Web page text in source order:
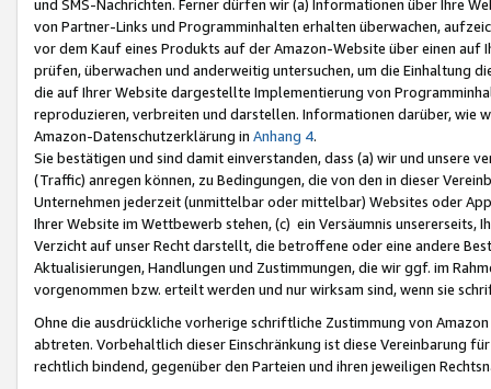
und SMS-Nachrichten. Ferner dürfen wir (a) Informationen über Ihre
von Partner-Links und Programminhalten erhalten überwachen,
vor dem Kauf eines Produkts auf der Amazon-Website über einen
prüfen, überwachen und anderweitig untersuchen, um die Einhaltung
die auf Ihrer Website dargestellte Implementierung von
reproduzieren, verbreiten und darstellen. Informationen darüber, wie
Amazon-Datenschutzerklärung in Anhang 4.
Sie bestätigen und sind damit einverstanden, dass (a) wir und
(Traffic) anregen können, zu Bedingungen, die von den in dieser
Unternehmen jederzeit (unmittelbar oder mittelbar) Websites oder
Ihrer Website im Wettbewerb stehen, (c) ein Versäumnis unsererseits,
Verzicht auf unser Recht darstellt, die betroffene oder eine andere
Aktualisierungen, Handlungen und Zustimmungen, die wir ggf. im
vorgenommen bzw. erteilt werden und nur wirksam sind, wenn sie
Ohne die ausdrückliche vorherige schriftliche Zustimmung von
abtreten. Vorbehaltlich dieser Einschränkung ist diese Vereinbarung
rechtlich bindend, gegenüber den Parteien und ihren jeweiligen